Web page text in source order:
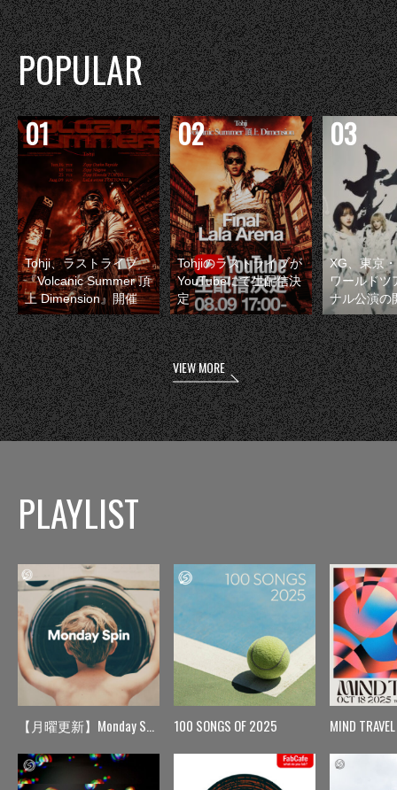
POPULAR
Tohji、ラストライブ
『Volcanic Summer 頂
上 Dimension』開催
Tohjiのラストライブが
YouTubeにて生配信決
定
XG、東京
ワールドツ
ナル公演の
VIEW MORE
PLAYLIST
【月曜更新】Monday Spin 100 SONGS OF 2025 MIND TRAVEL